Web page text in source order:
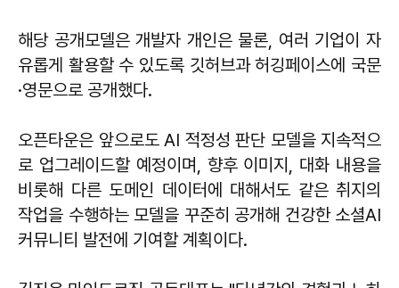
해당 공개모델은 개발자 개인은 물론, 여러 기업이 자
유롭게 활용할 수 있도록 깃허브과 허깅페이스에 국문
·영문으로 공개했다.
오픈타운은 앞으로도 AI 적정성 판단 모델을 지속적으
로 업그레이드할 예정이며, 향후 이미지, 대화 내용을
비롯해 다른 도메인 데이터에 대해서도 같은 취지의
작업을 수행하는 모델을 꾸준히 공개해 건강한 소셜AI
커뮤니티 발전에 기여할 계획이다.